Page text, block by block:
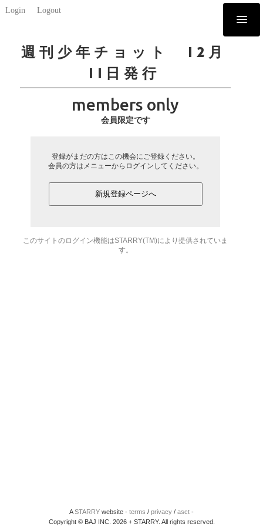
Login Logout
週刊少年チョット 12月
11日発行
members only
会員限定です
登録がまだの方はこの機会にご登録ください。
会員の方はメニューからログインしてください。
新規登録ページへ
このサイトのログイン機能はSTARRY(TM)により提供されていま
す。
ASTARRY website - terms / privacy / asct -
Copyright © BAJ INC. 2026 + STARRY. All rights reserved.